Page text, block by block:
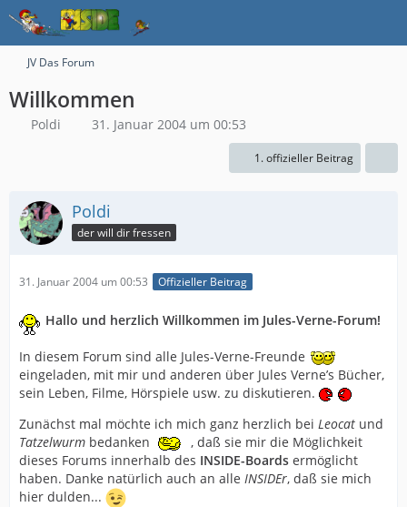
JV Das Forum
Willkommen
Poldi 31. Januar 2004 um 00:53
1. offizieller Beitrag
Poldi
der will dir fressen
31. Januar 2004 um 00:53 Offizieller Beitrag
Hallo und herzlich Willkommen im Jules-Verne-Forum!
In diesem Forum sind alle Jules-Verne-Freunde
eingeladen, mit mir und anderen über Jules Verne’s Bücher,
sein Leben, Filme, Hörspiele usw. zu diskutieren.
Zunächst mal möchte ich mich ganz herzlich bei Leocat und
Tatzelwurm bedanken
, daß sie mir die Möglichkeit
dieses Forums innerhalb des INSIDE-Boards ermöglicht
haben. Danke natürlich auch an alle INSIDEr, daß sie mich
hier dulden...